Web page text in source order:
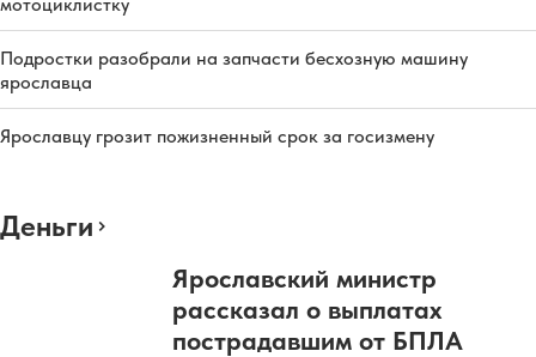
Подростки разобрали на запчасти бесхозную машину
ярославца
Ярославцу грозит пожизненный срок за госизмену
Деньги
Ярославский министр
рассказал о выплатах
пострадавшим от БПЛА